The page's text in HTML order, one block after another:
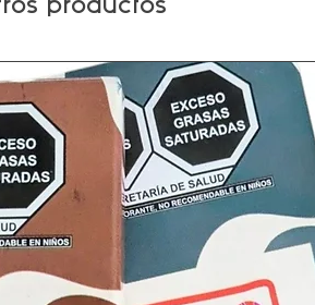
productos